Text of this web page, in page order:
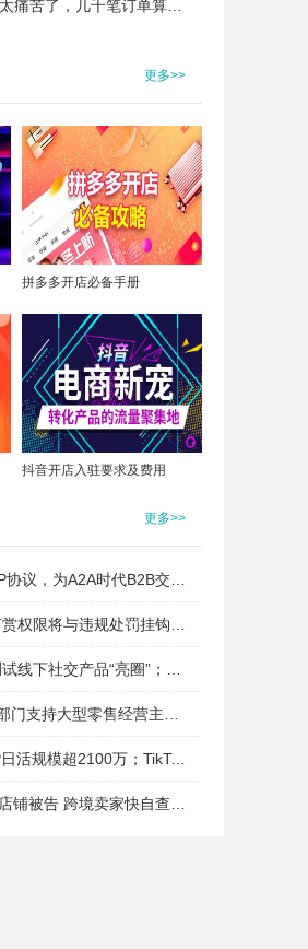
更多>>
拼多多开店必备手册
抖音开店入驻要求及费用
更多>>
早报：抖省省APP日活规模超2100万；TikTok美区试水全托管代运营